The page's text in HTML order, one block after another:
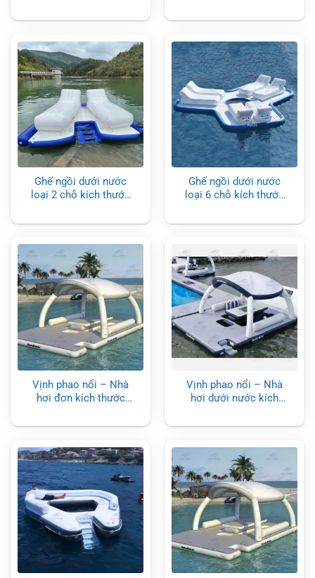
4.6 x 4m
Ghế ngồi dưới nước
loại 2 chỗ kích thước
Ghế ngồi dưới nước
loại 6 chỗ kích thước
Vịnh phao nổi – Nhà
hơi đơn kích thước
Vịnh phao nổi – Nhà
hơi dưới nước kích